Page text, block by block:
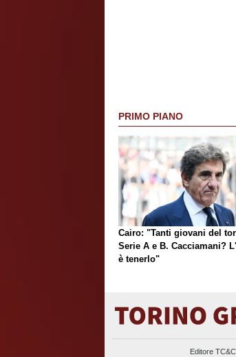
PRIMO PIANO
Cairo: "Tanti giovani del
Serie A e B. Cacciamani?
è tenerlo"
Editore